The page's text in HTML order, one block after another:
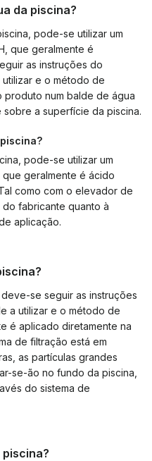
da piscina?
pode-se utilizar um
que geralmente é
as instruções do
e o método de
produto num balde de água
a superfície da piscina.
pode-se utilizar um
geralmente é ácido
como com o elevador de
fabricante quanto à
aplicação.
se seguir as instruções
a utilizar e o método de
é aplicado diretamente na
de filtração está em
as partículas grandes
se-ão no fundo da piscina,
do sistema de